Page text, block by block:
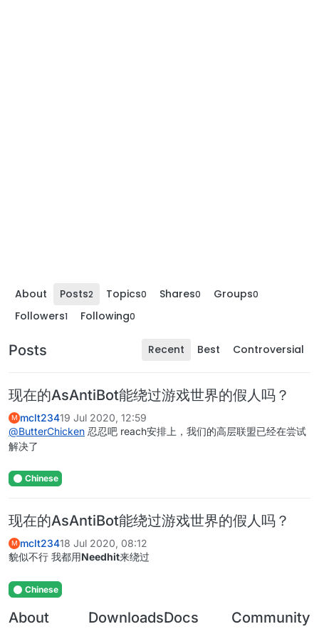
About Posts2 Topics0 Shares0 Groups0
Followers1 Following0
Posts Recent Best Controversial
现在的AsAntiBot能绕过游戏世界的假人吗？
M mclt23419 Jul 2020, 12:59
@ButterChicken 忍忍吧 reach安排上，我们的高层联盟已经在尝试
解决了
Chinese
现在的AsAntiBot能绕过游戏世界的假人吗？
M mclt23418 Jul 2020, 08:12
貌似不行 我都用Needhit来绕过
Chinese
About DownloadsDocs Community